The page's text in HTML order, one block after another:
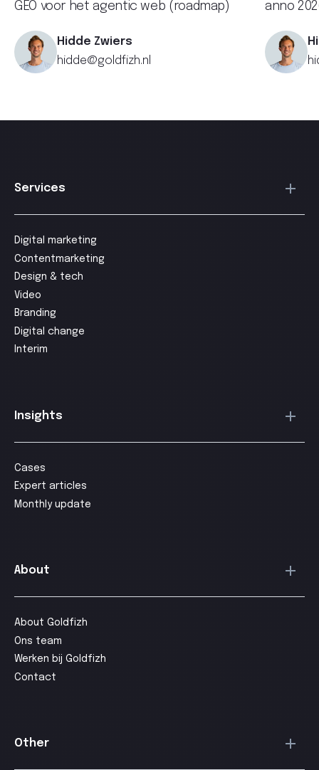
GEO voor het agentic web (roadmap)
Hidde Zwiers
hidde@goldfizh.nl
anno
Services
Digital marketing
Contentmarketing
Design & tech
Video
Branding
Digital change
Interim
Insights
Cases
Expert articles
Monthly update
About
About Goldfizh
Ons team
Werken bij Goldfizh
Contact
Other